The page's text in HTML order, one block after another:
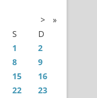
>
»
S
D
1
2
8
9
15
16
22
23